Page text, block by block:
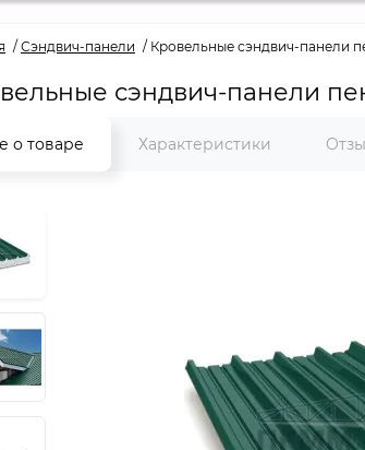
Сэндвич-панели Кровельные сэндвич-панели
сэндвич-панели
о товаре Характеристики